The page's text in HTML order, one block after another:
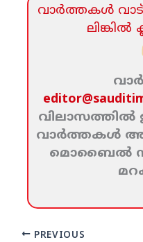
വാര്‍ത്തകള്‍
ലിങ്കില്‍
വിലാസത്തില്‍
വാര്‍ത്തകള്‍
മൊബൈല്‍
PREVIOUS